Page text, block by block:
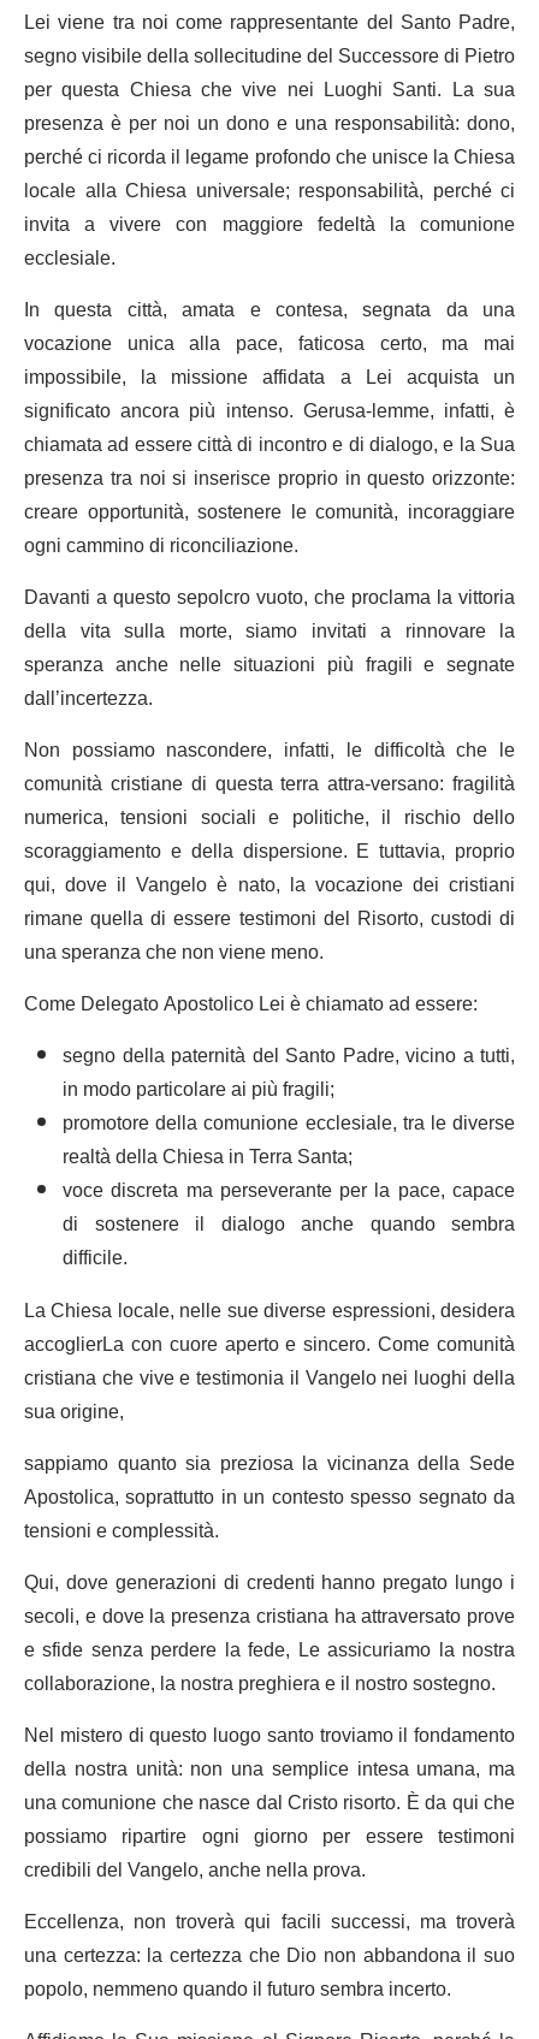
Lei viene tra noi come rappresentante del Santo Padre,
segno visibile della sollecitudine del Successore di Pietro
per questa Chiesa che vive nei Luoghi Santi. La sua
presenza è per noi un dono e una responsabilità: dono,
perché ci ricorda il legame profondo che unisce la Chiesa
locale alla Chiesa universale; responsabilità, perché ci
invita a vivere con maggiore fedeltà la comunione
ecclesiale.
In questa città, amata e contesa, segnata da una
vocazione unica alla pace, faticosa certo, ma mai
impossibile, la missione affidata a Lei acquista un
significato ancora più intenso. Gerusa-lemme, infatti, è
chiamata ad essere città di incontro e di dialogo, e la Sua
presenza tra noi si inserisce proprio in questo orizzonte:
creare opportunità, sostenere le comunità, incoraggiare
ogni cammino di riconciliazione.
Davanti a questo sepolcro vuoto, che proclama la vittoria
della vita sulla morte, siamo invitati a rinnovare la
speranza anche nelle situazioni più fragili e segnate
dall’incertezza.
Non possiamo nascondere, infatti, le difficoltà che le
comunità cristiane di questa terra attra-versano: fragilità
numerica, tensioni sociali e politiche, il rischio dello
scoraggiamento e della dispersione. E tuttavia, proprio
qui, dove il Vangelo è nato, la vocazione dei cristiani
rimane quella di essere testimoni del Risorto, custodi di
una speranza che non viene meno.
Come Delegato Apostolico Lei è chiamato ad essere:
segno della paternità del Santo Padre, vicino a tutti,
in modo particolare ai più fragili;
promotore della comunione ecclesiale, tra le diverse
realtà della Chiesa in Terra Santa;
voce discreta ma perseverante per la pace, capace
di sostenere il dialogo anche quando sembra
difficile.
La Chiesa locale, nelle sue diverse espressioni, desidera
accoglierLa con cuore aperto e sincero. Come comunità
cristiana che vive e testimonia il Vangelo nei luoghi della
sua origine,
sappiamo quanto sia preziosa la vicinanza della Sede
Apostolica, soprattutto in un contesto spesso segnato da
tensioni e complessità.
Qui, dove generazioni di credenti hanno pregato lungo i
secoli, e dove la presenza cristiana ha attraversato prove
e sfide senza perdere la fede, Le assicuriamo la nostra
collaborazione, la nostra preghiera e il nostro sostegno.
Nel mistero di questo luogo santo troviamo il fondamento
della nostra unità: non una semplice intesa umana, ma
una comunione che nasce dal Cristo risorto. È da qui che
possiamo ripartire ogni giorno per essere testimoni
credibili del Vangelo, anche nella prova.
Eccellenza, non troverà qui facili successi, ma troverà
una certezza: la certezza che Dio non abbandona il suo
popolo, nemmeno quando il futuro sembra incerto.